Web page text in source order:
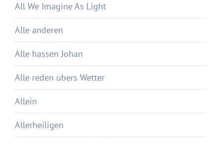
All We Imagine As Light
Alle anderen
Alle hassen Johan
Alle reden übers Wetter
Allein
Allerheiligen